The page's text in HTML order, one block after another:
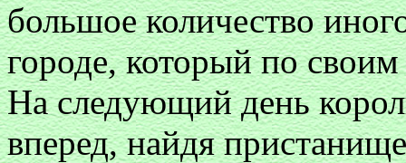
большое количество
городе, который по
На следующий день
вперед, найдя